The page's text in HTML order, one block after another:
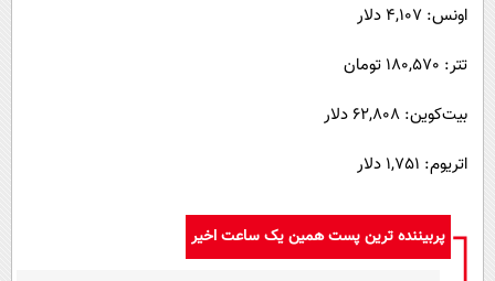
اونس: 4,107 دلار
تتر: 180,570 تومان
بیت‌کوین: 62,808 دلار
اتریوم: 1,751 دلار
پربیننده ترین پست همین یک ساعت اخیر